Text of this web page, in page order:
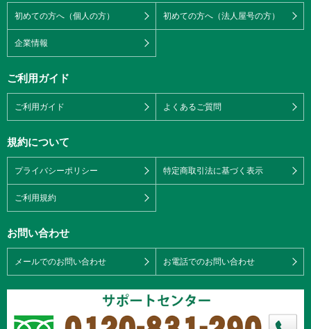
初めての方へ（個人の方） 初めての方へ（法人屋号の方）
企業情報
ご利用ガイド
ご利用ガイド よくあるご質問
規約について
プライバシーポリシー 特定商取引法に基づく表示
ご利用規約
お問い合わせ
メールでのお問い合わせ お電話でのお問い合わせ